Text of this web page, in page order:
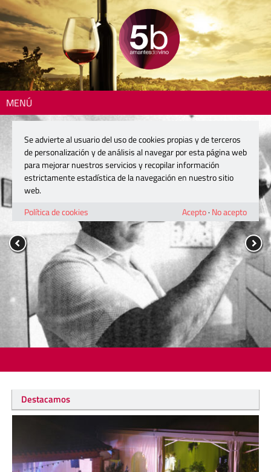
MENÚ
Destacamos
Se advierte al usuario del uso de cookies propias y de terceros
de personalización y de análisis al navegar por esta página web
para mejorar nuestros servicios y recopilar información
estrictamente estadística de la navegación en nuestro sitio
web.
Política de cookies
Acepto· No acepto